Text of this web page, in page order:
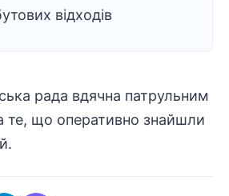
відходів
рада вдячна патрульним
те, що оперативно знайшли